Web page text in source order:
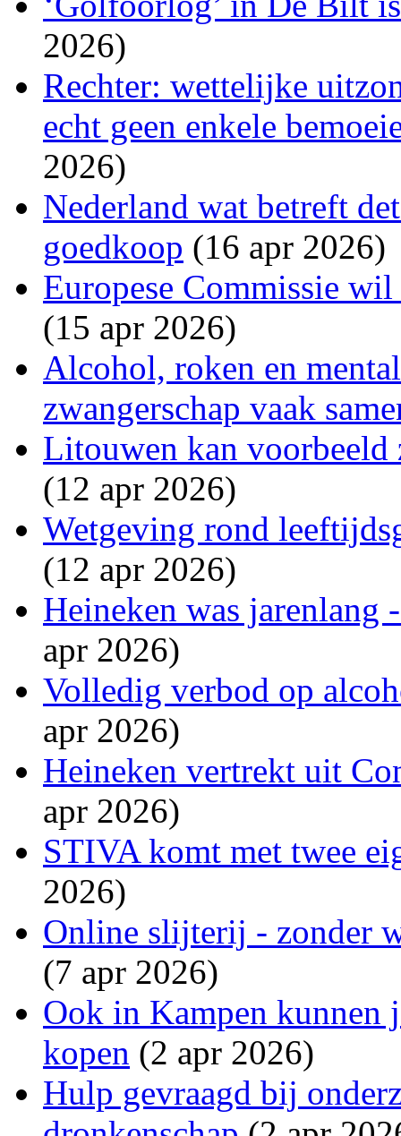
2026)
Rechter: wettelijke
echt geen enkele
2026)
Nederland wat betreft
goedkoop (16 apr 2026)
Europese Commissie
(15 apr 2026)
Alcohol, roken en
zwangerschap vaak
Litouwen kan voorbeeld
(12 apr 2026)
Wetgeving rond
(12 apr 2026)
Heineken was jarenlang
apr 2026)
Volledig verbod op
apr 2026)
Heineken vertrekt uit
apr 2026)
STIVA komt met twee
2026)
Online slijterij - zonder
(7 apr 2026)
Ook in Kampen kunnen
kopen (2 apr 2026)
Hulp gevraagd bij